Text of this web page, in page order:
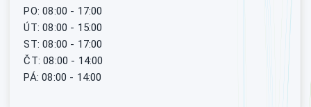
PO: 08:00 - 17:00
ÚT: 08:00 - 15:00
ST: 08:00 - 17:00
ČT: 08:00 - 14:00
PÁ: 08:00 - 14:00